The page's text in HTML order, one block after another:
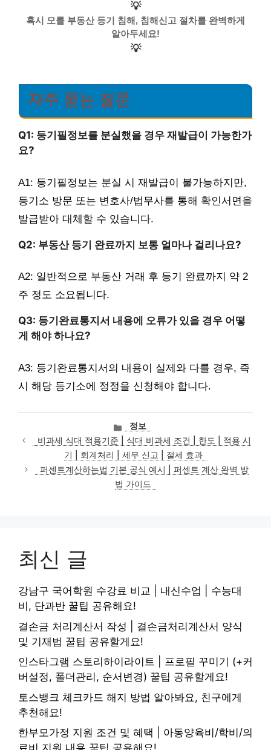
💡
혹시 모를 부동산 등기 침해, 침해신고 절차를 완벽하게
알아두세요!
💡
자주 묻는 질문
Q1: 등기필정보를 분실했을 경우 재발급이 가능한가
요?
A1: 등기필정보는 분실 시 재발급이 불가능하지만,
등기소 방문 또는 변호사/법무사를 통해 확인서면을
발급받아 대체할 수 있습니다.
Q2: 부동산 등기 완료까지 보통 얼마나 걸리나요?
A2: 일반적으로 부동산 거래 후 등기 완료까지 약 2
주 정도 소요됩니다.
Q3: 등기완료통지서 내용에 오류가 있을 경우 어떻
게 해야 하나요?
A3: 등기완료통지서의 내용이 실제와 다를 경우, 즉
시 해당 등기소에 정정을 신청해야 합니다.
카
테
고
리
정보
비과세 식대 적용기준 | 식대 비과세 조건 | 한도 | 적용 시
기 | 회계처리 | 세무 신고 | 절세 효과
퍼센트계산하는법 기본 공식 예시 | 퍼센트 계산 완벽 방
법 가이드
최신 글
강남구 국어학원 수강료 비교 | 내신수업 | 수능대
비, 단과반 꿀팁 공유해요!
결손금 처리계산서 작성 | 결손금처리계산서 양식
및 기재법 꿀팁 공유할게요!
인스타그램 스토리하이라이트 | 프로필 꾸미기 (+커
버설정, 폴더관리, 순서변경) 꿀팁 공유할게요!
토스뱅크 체크카드 해지 방법 알아봐요, 친구에게
추천해요!
한부모가정 지원 조건 및 혜택 | 아동양육비/학비/의